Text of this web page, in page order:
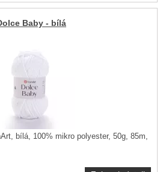
Baby - bílá
bílá, 100% mikro polyester, 50g, 85m,